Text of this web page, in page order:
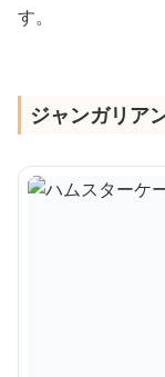
す。
ジャンガリア